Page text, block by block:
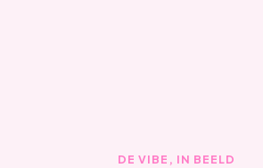
DE VIBE, IN BEELD